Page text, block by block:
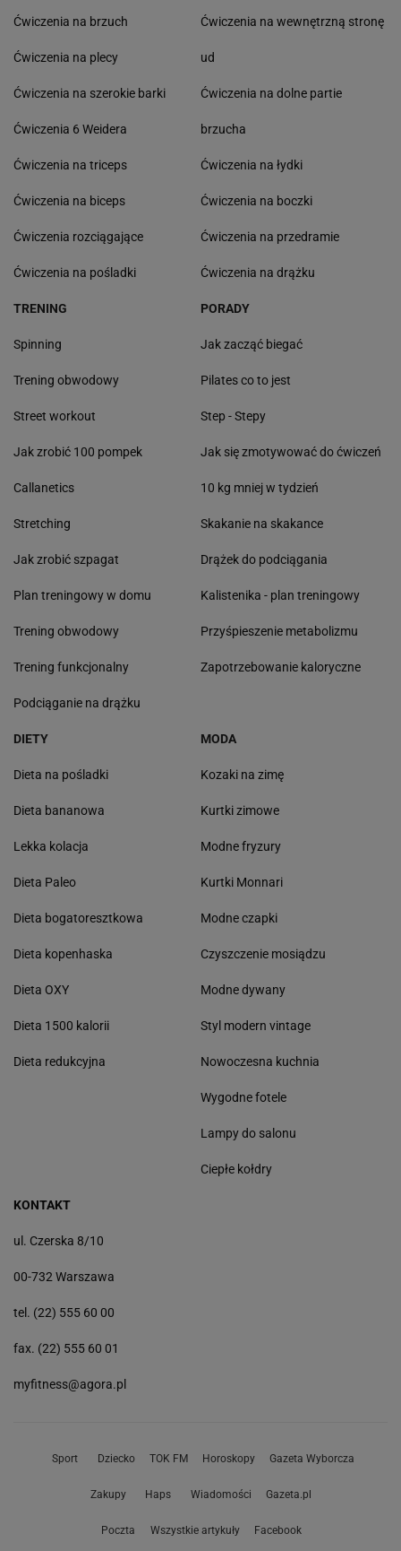
Ćwiczenia na brzuch
Ćwiczenia na plecy
Ćwiczenia na szerokie barki
Ćwiczenia 6 Weidera
Ćwiczenia na triceps
Ćwiczenia na biceps
Ćwiczenia rozciągające
Ćwiczenia na pośladki
Ćwiczenia na wewnętrzną stronę
ud
Ćwiczenia na dolne partie
brzucha
Ćwiczenia na łydki
Ćwiczenia na boczki
Ćwiczenia na przedramie
Ćwiczenia na drążku
TRENING
Spinning
Trening obwodowy
Street workout
Jak zrobić 100 pompek
Callanetics
Stretching
Jak zrobić szpagat
Plan treningowy w domu
Trening obwodowy
Trening funkcjonalny
Podciąganie na drążku
PORADY
Jak zacząć biegać
Pilates co to jest
Step - Stepy
Jak się zmotywować do ćwiczeń
10 kg mniej w tydzień
Skakanie na skakance
Drążek do podciągania
Kalistenika - plan treningowy
Przyśpieszenie metabolizmu
Zapotrzebowanie kaloryczne
DIETY
Dieta na pośladki
Dieta bananowa
Lekka kolacja
Dieta Paleo
Dieta bogatoresztkowa
Dieta kopenhaska
Dieta OXY
Dieta 1500 kalorii
Dieta redukcyjna
MODA
Kozaki na zimę
Kurtki zimowe
Modne fryzury
Kurtki Monnari
Modne czapki
Czyszczenie mosiądzu
Modne dywany
Styl modern vintage
Nowoczesna kuchnia
Wygodne fotele
Lampy do salonu
Ciepłe kołdry
KONTAKT
ul. Czerska 8/10
00-732 Warszawa
tel. (22) 555 60 00
fax. (22) 555 60 01
myfitness@agora.pl
Sport Dziecko TOK FM Horoskopy Gazeta Wyborcza
Zakupy Haps Wiadomości Gazeta.pl
Poczta Wszystkie artykuły Facebook